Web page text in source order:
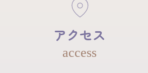
アクセス
access